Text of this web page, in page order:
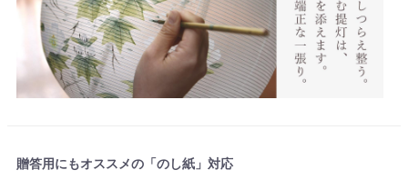
贈答用にもオススメの「のし紙」対応